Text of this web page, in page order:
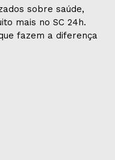
sobre saúde,
mais no SC 24h.
fazem a diferença